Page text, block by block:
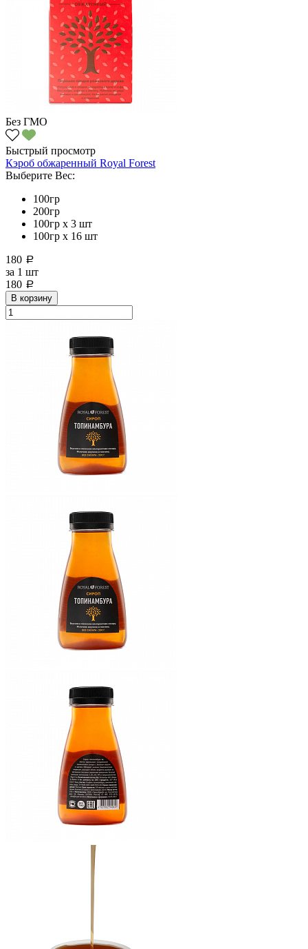
Без ГМО
Быстрый просмотр
Кэроб обжаренный Royal Forest
Выберите Вес:
100гр
200гр
100гр х 3 шт
100гр х 16 шт
180 a
за 1 шт
180 a
В корзину